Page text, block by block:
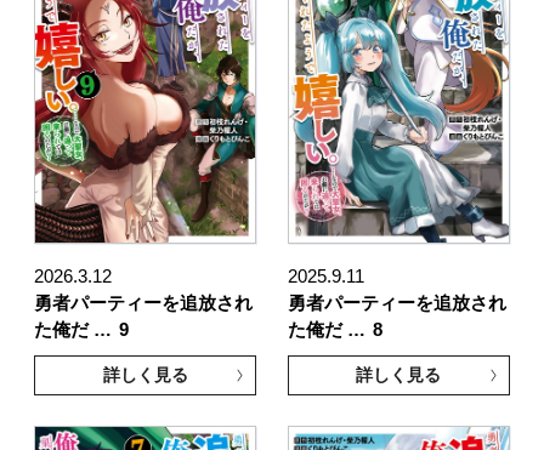
2026.3.12
勇者パーティーを追放され
た俺だ … 9
詳しく見る
2025.9.11
勇者パーティーを追放され
た俺だ … 8
詳しく見る